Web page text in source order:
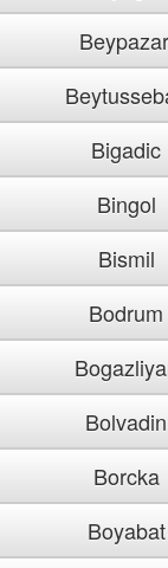
Bigadic
Bingol
Bismil
Bodrum
Bolvadin
Borcka
Boyabat